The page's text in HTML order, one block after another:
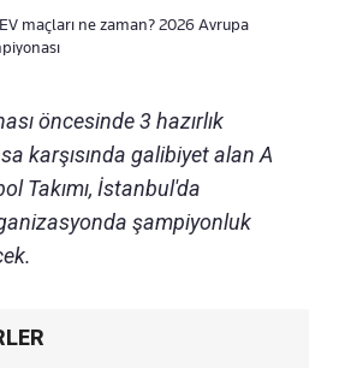
maçları ne zaman? 2026 Avrupa
öncesinde 3 hazırlık
karşısında galibiyet alan A
Takımı, İstanbul'da
şampiyonluk